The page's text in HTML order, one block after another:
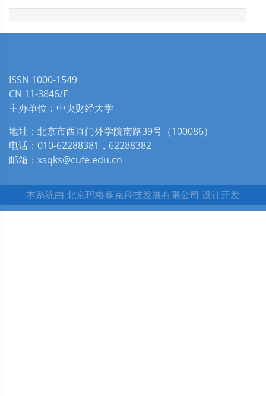
ISSN 1000-1549
CN 11-3846/F
主办单位：中央财经大学
地址：北京市西直门外学院南路39号（100086）
电话：010-62288381，62288382
邮箱：xsqks@cufe.edu.cn
本系统由 北京玛格泰克科技发展有限公司 设计开发